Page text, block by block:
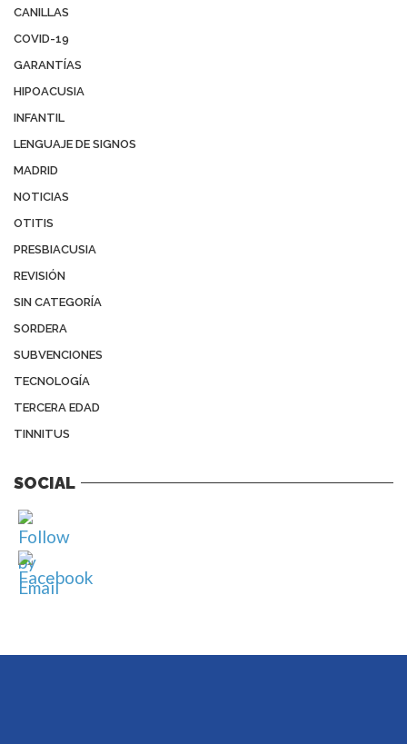
CANILLAS
COVID-19
GARANTÍAS
HIPOACUSIA
INFANTIL
LENGUAJE DE SIGNOS
MADRID
NOTICIAS
OTITIS
PRESBIACUSIA
REVISIÓN
SIN CATEGORÍA
SORDERA
SUBVENCIONES
TECNOLOGÍA
TERCERA EDAD
TINNITUS
SOCIAL